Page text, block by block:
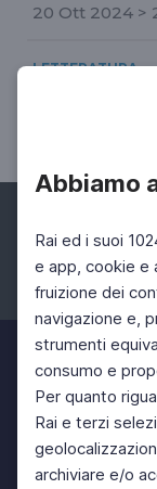
Abbiamo
Rai ed i suoi
e app, cookie e
fruizione dei
navigazione e,
strumenti
consumo e
Per quanto
Rai e terzi
archiviare e/o
20 Ott 2024 >
LETTERATURA
Giulia
Nel quartiere
Facebook